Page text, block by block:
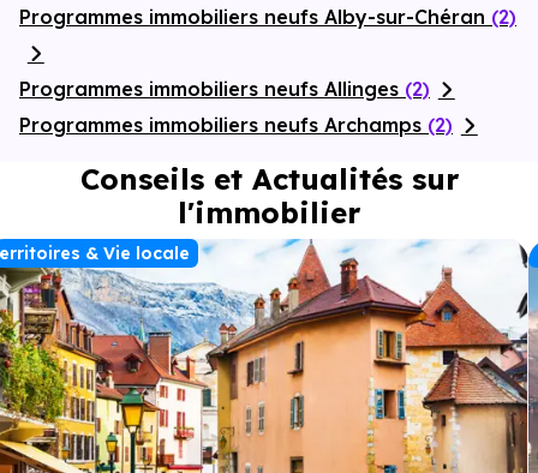
Programmes immobiliers neufs Alby-sur-Chéran (2)
Programmes immobiliers neufs Allinges (2)
Programmes immobiliers neufs Archamps (2)
Conseils et Actualités sur
l'immobilier
& Vie locale